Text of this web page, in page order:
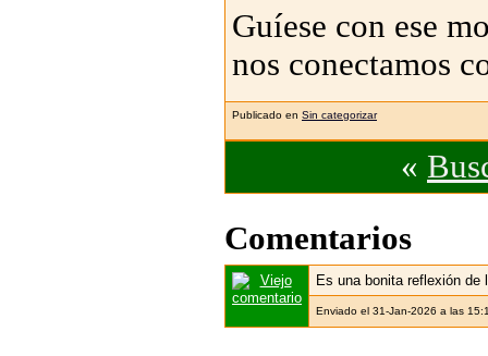
Guíese con ese
nos conectamos
Publicado en Sin categorizar
«
Comentarios
Es una bonita reflexión de
Enviado el 31-Jan-2026 a las